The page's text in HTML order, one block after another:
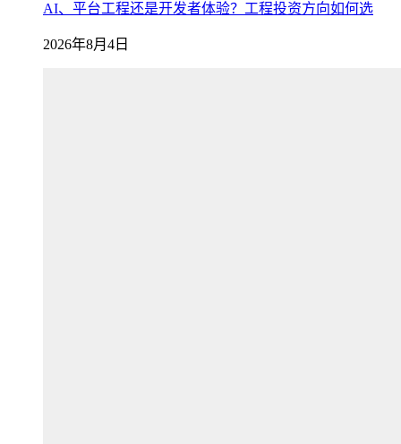
AI、平台工程还是开发者体验？工程投资方向如何选
2026年8月4日